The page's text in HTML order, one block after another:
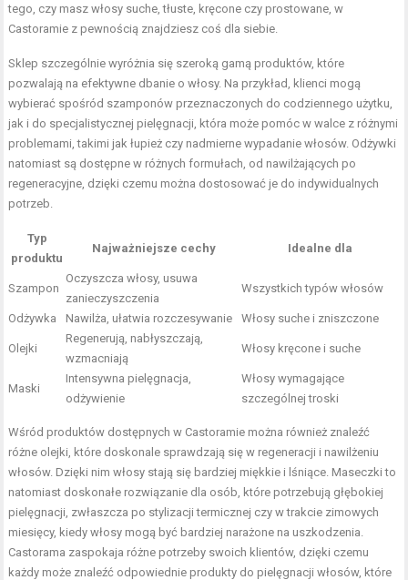
tego, czy masz włosy suche, tłuste, kręcone czy prostowane, w
Castoramie z pewnością znajdziesz coś dla siebie.
Sklep szczególnie wyróżnia się szeroką gamą produktów, które
pozwalają na efektywne dbanie o włosy. Na przykład, klienci mogą
wybierać spośród szamponów przeznaczonych do codziennego użytku,
jak i do specjalistycznej pielęgnacji, która może pomóc w walce z różnymi
problemami, takimi jak łupież czy nadmierne wypadanie włosów. Odżywki
natomiast są dostępne w różnych formułach, od nawilżających po
regeneracyjne, dzięki czemu można dostosować je do indywidualnych
potrzeb.
Typ
produktu
Najważniejsze cechy Idealne dla
Szampon
Oczyszcza włosy, usuwa
zanieczyszczenia
Wszystkich typów włosów
Odżywka Nawilża, ułatwia rozczesywanie Włosy suche i zniszczone
Olejki
Regenerują, nabłyszczają,
wzmacniają
Włosy kręcone i suche
Maski
Intensywna pielęgnacja,
odżywienie
Włosy wymagające
szczególnej troski
Wśród produktów dostępnych w Castoramie można również znaleźć
różne olejki, które doskonale sprawdzają się w regeneracji i nawilżeniu
włosów. Dzięki nim włosy stają się bardziej miękkie i lśniące. Maseczki to
natomiast doskonałe rozwiązanie dla osób, które potrzebują głębokiej
pielęgnacji, zwłaszcza po stylizacji termicznej czy w trakcie zimowych
miesięcy, kiedy włosy mogą być bardziej narażone na uszkodzenia.
Castorama zaspokaja różne potrzeby swoich klientów, dzięki czemu
każdy może znaleźć odpowiednie produkty do pielęgnacji włosów, które